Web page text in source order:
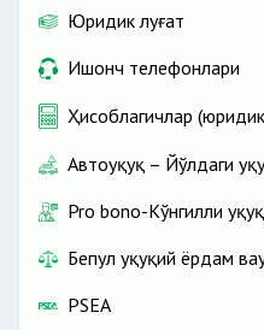
Юридик луғат
Ишонч телефонлари
Ҳисоблагичлар
Автоҳуқуқ – Йўлдаги
Pro bono-Кўнгилли
Бепул ҳуқуқий ёрдам
PSEA